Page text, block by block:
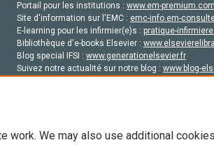
Portail pour les institutions : www.em-premium.com
Site d'information sur l'EMC : emc-info.em-
E-learning pour les infirmier(e)s : pratique-
Bibliothèque d'e-books Elsevier :
Blog special IFSI : www.generationelsevier.fr
Suivez notre actualité sur notre blog : www.blog-
work. We may also use additional